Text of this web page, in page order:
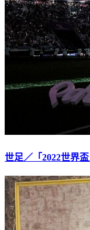
世足／「2022世界